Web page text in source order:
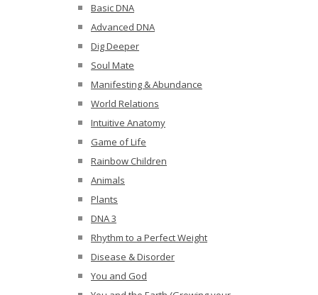
Basic DNA
Advanced DNA
Dig Deeper
Soul Mate
Manifesting & Abundance
World Relations
Intuitive Anatomy
Game of Life
Rainbow Children
Animals
Plants
DNA 3
Rhythm to a Perfect Weight
Disease & Disorder
You and God